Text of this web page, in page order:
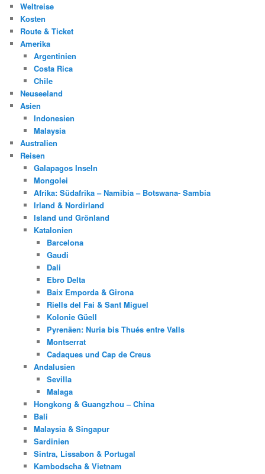
Weltreise
Kosten
Route & Ticket
Amerika
Argentinien
Costa Rica
Chile
Neuseeland
Asien
Indonesien
Malaysia
Australien
Reisen
Galapagos Inseln
Mongolei
Afrika: Südafrika – Namibia – Botswana- Sambia
Irland & Nordirland
Island und Grönland
Katalonien
Barcelona
Gaudi
Dali
Ebro Delta
Baix Emporda & Girona
Riells del Fai & Sant Miguel
Kolonie Güell
Pyrenäen: Nuria bis Thués entre Valls
Montserrat
Cadaques und Cap de Creus
Andalusien
Sevilla
Malaga
Hongkong & Guangzhou – China
Bali
Malaysia & Singapur
Sardinien
Sintra, Lissabon & Portugal
Kambodscha & Vietnam